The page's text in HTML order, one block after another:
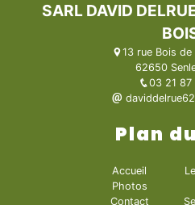
SARL DAVID
13 rue Bois de
62650
03 21 87
Plan
Accueil
Photos
Contact